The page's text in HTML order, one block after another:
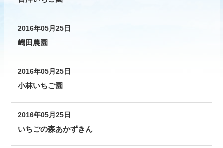
2016年05月25日
嶋田農園
2016年05月25日
小林いちご園
2016年05月25日
いちごの森あかずきん